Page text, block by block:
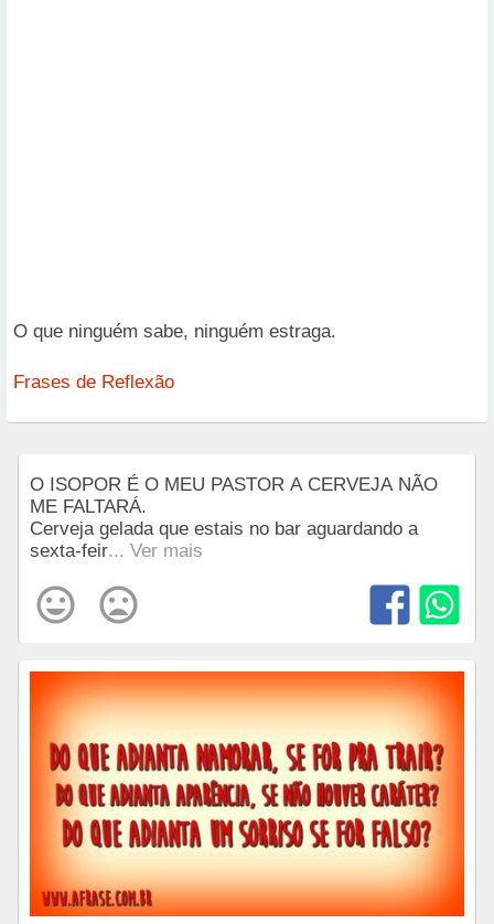
O que ninguém sabe, ninguém estraga.
Frases de Reflexão
O ISOPOR É O MEU PASTOR A CERVEJA NÃO
ME FALTARÁ.
Cerveja gelada que estais no bar aguardando a
sexta-feir... Ver mais